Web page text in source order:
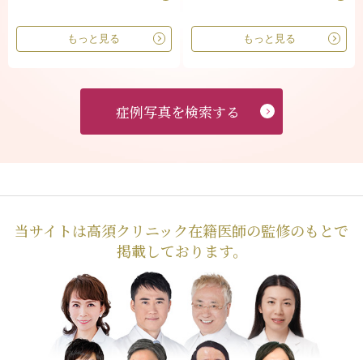
もっと見る もっと見る
症例写真を検索する
当サイトは高須クリニック在籍医師の監修のもとで
掲載しております。